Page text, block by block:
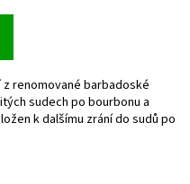
renomované barbadoské
sudech po bourbonu a
k dalšímu zrání do sudů po